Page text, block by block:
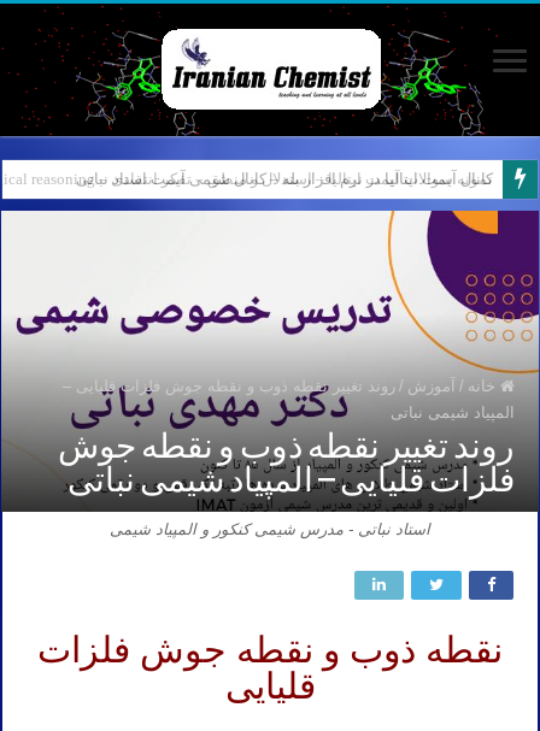
کانال آیمت ایتالیا در نرم افزار بله – کانال شیمی آیمت استاد نباتی
خانه / آموزش / روند تغییر نقطه ذوب و نقطه جوش فلزات قلیایی –
المپیاد شیمی نباتی
روند تغییر نقطه ذوب و نقطه جوش
فلزات قلیایی – المپیاد شیمی نباتی
استاد نباتی - مدرس شیمی کنکور و المپیاد شیمی
نقطه ذوب و نقطه جوش فلزات
قلیایی